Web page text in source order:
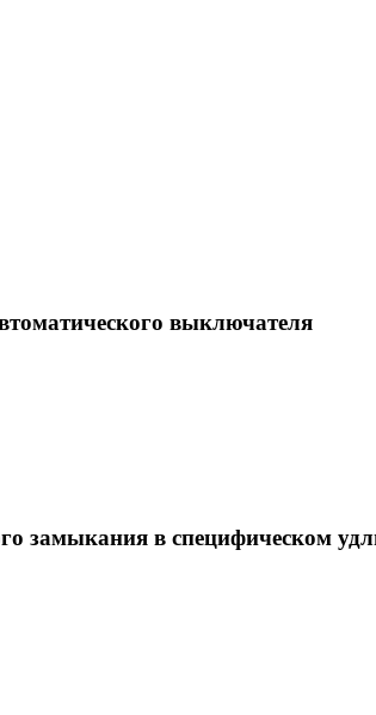
выключателя
замыкания в специфическом